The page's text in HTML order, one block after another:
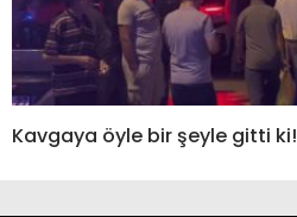
Kavgaya öyle bir şeyle gitti ki!